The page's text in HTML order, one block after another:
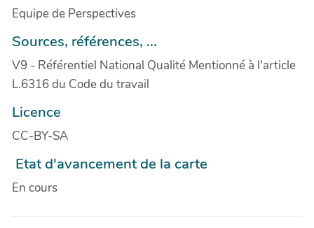
Equipe de Perspectives
Sources, références, ...
V9 - Référentiel National Qualité Mentionné à l'article
L.6316 du Code du travail
Licence
CC-BY-SA
Etat d'avancement de la carte
En cours